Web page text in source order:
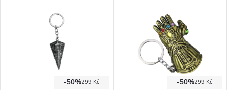
cm, šířka 4,5 cm.
délka 26,5 cm.
299 Kč
-50% 299 Kč
-50%